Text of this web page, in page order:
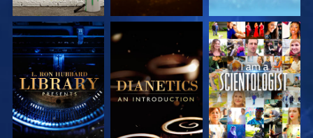
VERKEN DE SERIE VERKEN DE SERIE KIJK